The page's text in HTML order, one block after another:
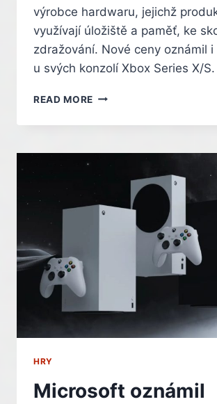
výrobce hardwaru, jejichž
využívají úložiště a paměť, ke
zdražování. Nové ceny oznámil
u svých konzolí Xbox Series X/S.
READ MORE PO
ZDRAŽÍ
KONZOLE
VÝRAZNĚ.
PŘIPLATÍME
HRY
Microsoft oznámil